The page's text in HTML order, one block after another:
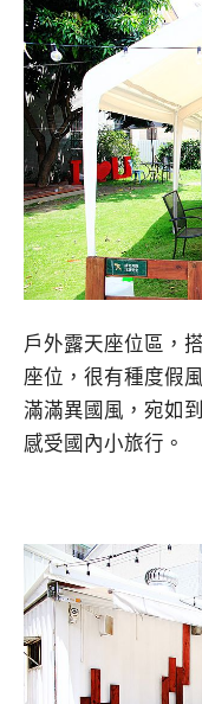
戶外露天座位區，
座位，很有種度假
滿滿異國風，宛如
感受國內小旅行。